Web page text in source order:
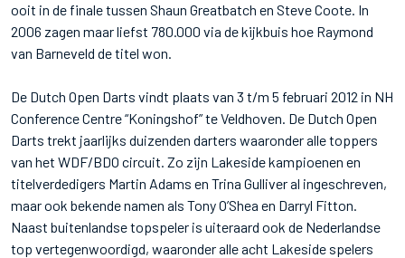
ooit in de finale tussen Shaun Greatbatch en Steve Coote. In
2006 zagen maar liefst 780.000 via de kijkbuis hoe Raymond
van Barneveld de titel won.
De Dutch Open Darts vindt plaats van 3 t/m 5 februari 2012 in NH
Conference Centre “Koningshof” te Veldhoven. De Dutch Open
Darts trekt jaarlijks duizenden darters waaronder alle toppers
van het WDF/BDO circuit. Zo zijn Lakeside kampioenen en
titelverdedigers Martin Adams en Trina Gulliver al ingeschreven,
maar ook bekende namen als Tony O’Shea en Darryl Fitton.
Naast buitenlandse topspeler is uiteraard ook de Nederlandse
top vertegenwoordigd, waaronder alle acht Lakeside spelers